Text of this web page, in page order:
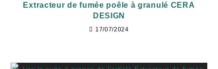
Extracteur de fumée poêle à granulé CERA
DESIGN
17/07/2024